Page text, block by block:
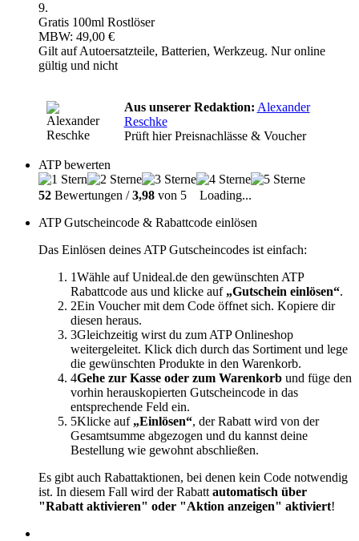
9.
Gratis 100ml Rostlöser
MBW: 49,00 €
Gilt auf Autoersatzteile, Batterien, Werkzeug. Nur online
gültig und nicht
Aus unserer Redaktion: Alexander
Reschke
Prüft hier Preisnachlässe & Voucher
ATP bewerten
52 Bewertungen /3,98 von 5
Loading...
ATP Gutscheincode & Rabattcode einlösen
Das Einlösen deines ATP Gutscheincodes ist einfach:
1Wähle auf Unideal.de den gewünschten ATP
Rabattcode aus und klicke auf „Gutschein einlösen“.
2Ein Voucher mit dem Code öffnet sich. Kopiere dir
diesen heraus.
3Gleichzeitig wirst du zum ATP Onlineshop
weitergeleitet. Klick dich durch das Sortiment und lege
die gewünschten Produkte in den Warenkorb.
4Gehe zur Kasse oder zum Warenkorb und füge den
vorhin herauskopierten Gutscheincode in das
entsprechende Feld ein.
5Klicke auf „Einlösen“, der Rabatt wird von der
Gesamtsumme abgezogen und du kannst deine
Bestellung wie gewohnt abschließen.
Es gibt auch Rabattaktionen, bei denen kein Code notwendig
ist. In diesem Fall wird der Rabatt automatisch über
"Rabatt aktivieren" oder "Aktion anzeigen" aktiviert!